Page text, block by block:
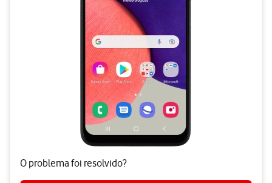
O problema foi resolvido?